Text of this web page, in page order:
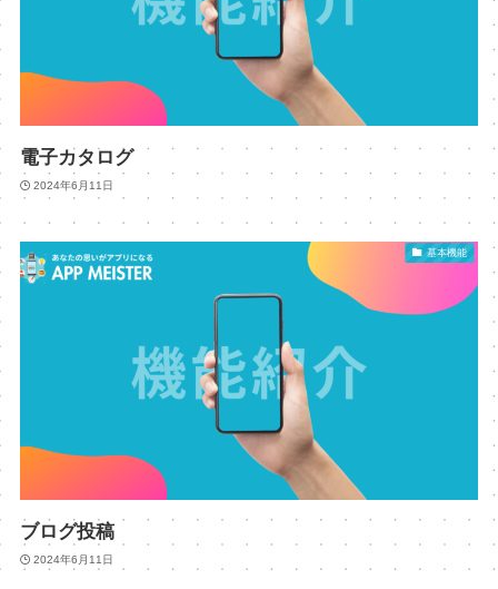
電子カタログ
2024年6月11日
基本機能
ブログ投稿
2024年6月11日